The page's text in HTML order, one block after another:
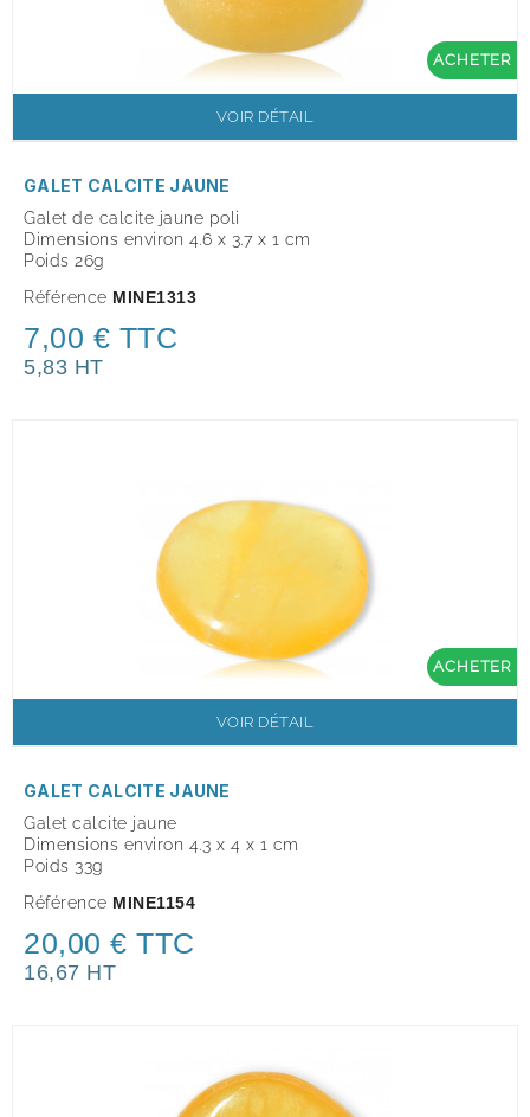
ACHETER
VOIR DÉTAIL
GALET CALCITE JAUNE
Galet de calcite jaune poli
Dimensions environ 4.6 x 3.7 x 1 cm
Poids 26g
Référence MINE1313
7,00 € TTC
5,83 HT
ACHETER
VOIR DÉTAIL
GALET CALCITE JAUNE
Galet calcite jaune
Dimensions environ 4.3 x 4 x 1 cm
Poids 33g
Référence MINE1154
20,00 € TTC
16,67 HT